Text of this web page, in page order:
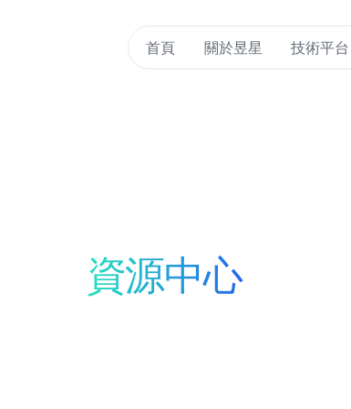
首頁 關於昱星 技術平台
資源中心